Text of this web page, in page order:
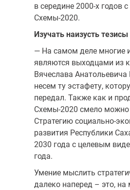
в середине 2000-х годов
Схемы-2020.
Изучать наизусть
— На самом деле многие
являются выходцами из
Вячеслава
несем ту эстафету,
передал. Также как и
Схемы-2020 смело можно
Стратегию социально-
развития Республики
2030 года с целевым
года.
Умение мыслить
далеко наперед – это, на